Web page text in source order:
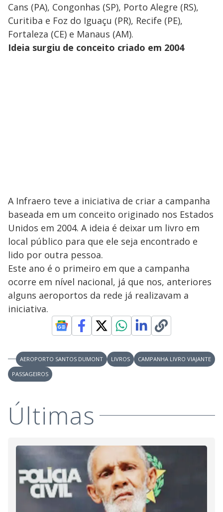
Cans (PA), Congonhas (SP), Porto Alegre (RS),
Curitiba e Foz do Iguaçu (PR), Recife (PE),
Fortaleza (CE) e Manaus (AM).
Ideia surgiu de conceito criado em 2004
A Infraero teve a iniciativa de criar a campanha
baseada em um conceito originado nos Estados
Unidos em 2004. A ideia é deixar um livro em
local público para que ele seja encontrado e
lido por outra pessoa.
Este ano é o primeiro em que a campanha
ocorre em nível nacional, já que nos, anteriores
alguns aeroportos da rede já realizavam a
iniciativa.
AEROPORTO SANTOS DUMONT LIVROS
CAMPANHA LIVRO VIAJANTE
PASSAGEIROS
Últimas